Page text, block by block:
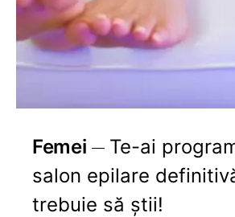
Femei
Te-ai
salon epilare
trebuie să știi!